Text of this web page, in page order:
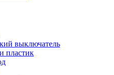
выключатель
пластик